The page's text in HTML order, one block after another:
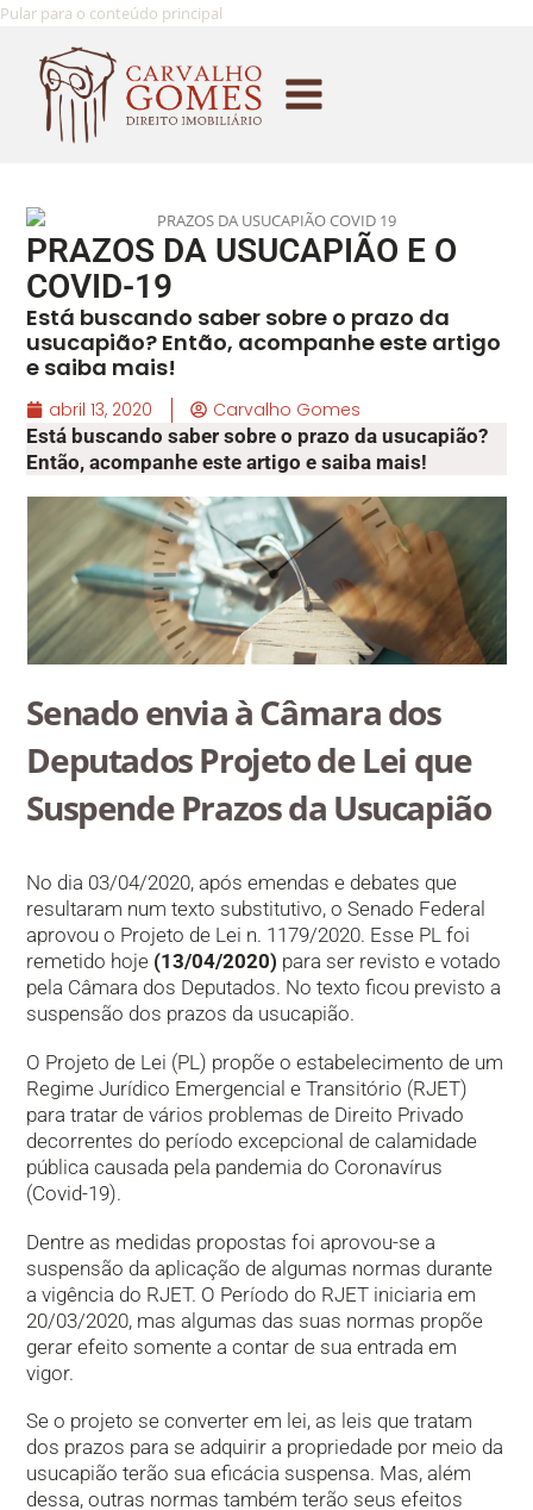
Pular para o conteúdo principal
PRAZOS DA USUCAPIÃO E O
COVID-19
Está buscando saber sobre o prazo da
usucapião? Então, acompanhe este artigo
e saiba mais!
abril 13, 2020
Carvalho Gomes
Está buscando saber sobre o prazo da usucapião?
Então, acompanhe este artigo e saiba mais!
Senado envia à Câmara dos
Deputados Projeto de Lei que
Suspende Prazos da Usucapião
No dia 03/04/2020, após emendas e debates que
resultaram num texto substitutivo, o Senado Federal
aprovou o Projeto de Lei n. 1179/2020. Esse PL foi
remetido hoje (13/04/2020) para ser revisto e votado
pela Câmara dos Deputados. No texto ficou previsto a
suspensão dos prazos da usucapião.
O Projeto de Lei (PL) propõe o estabelecimento de um
Regime Jurídico Emergencial e Transitório (RJET)
para tratar de vários problemas de Direito Privado
decorrentes do período excepcional de calamidade
pública causada pela pandemia do Coronavírus
(Covid-19).
Dentre as medidas propostas foi aprovou-se a
suspensão da aplicação de algumas normas durante
a vigência do RJET. O Período do RJET iniciaria em
20/03/2020, mas algumas das suas normas propõe
gerar efeito somente a contar de sua entrada em
vigor.
Se o projeto se converter em lei, as leis que tratam
dos prazos para se adquirir a propriedade por meio da
usucapião terão sua eficácia suspensa. Mas, além
dessa, outras normas também terão seus efeitos